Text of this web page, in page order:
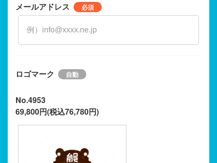
メールアドレス
ロゴマーク
No.4953
69,800円(税込76,780円)